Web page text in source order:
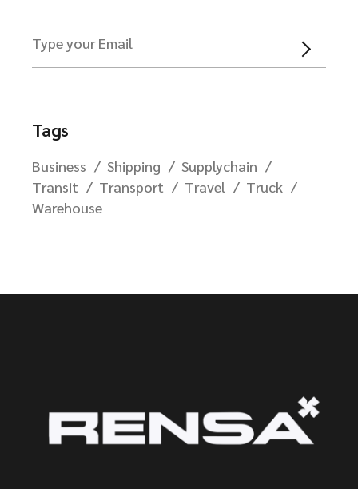
Tags
Business Shipping
Supplychain
Transit
Transport Travel
Truck
Warehouse